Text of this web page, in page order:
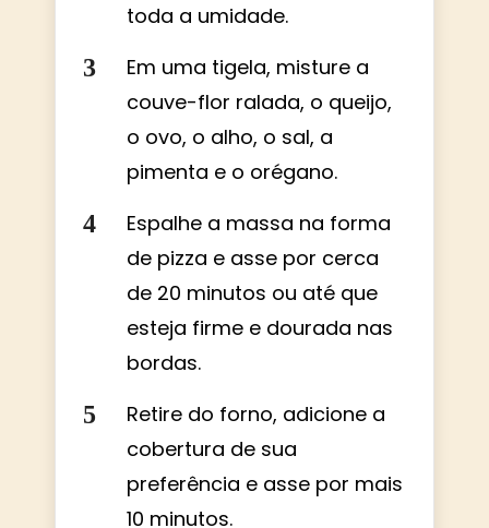
toda a umidade.
Em uma tigela, misture a
couve-flor ralada, o queijo,
o ovo, o alho, o sal, a
pimenta e o orégano.
Espalhe a massa na forma
de pizza e asse por cerca
de 20 minutos ou até que
esteja firme e dourada nas
bordas.
Retire do forno, adicione a
cobertura de sua
preferência e asse por mais
10 minutos.